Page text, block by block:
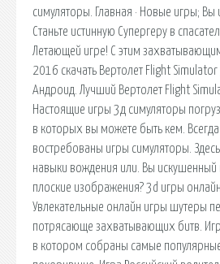
симуляторы. Главная · Новые игры; Вы
Станьте истинную Супергеру в
Летающей игре! С этим
2016 скачать Вертолет Flight
Андроид. Лучший Вертолет Flight
Настоящие игры 3д симуляторы
в которых вы можете быть кем.
востребованы игры симуляторы.
навыки вождения или. Вы
плоские изображения? 3d игры
Увлекательные онлайн игры шутеры
потрясающе захватывающих битв.
в котором собраны самые